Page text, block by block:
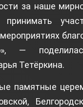
за наше
принимать
—
Тетёркина.
памятные